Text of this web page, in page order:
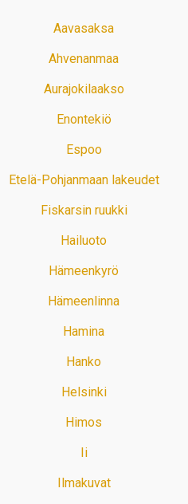
Aavasaksa
Ahvenanmaa
Aurajokilaakso
Enontekiö
Espoo
Etelä-Pohjanmaan lakeudet
Fiskarsin ruukki
Hailuoto
Hämeenkyrö
Hämeenlinna
Hamina
Hanko
Helsinki
Himos
Ii
Ilmakuvat